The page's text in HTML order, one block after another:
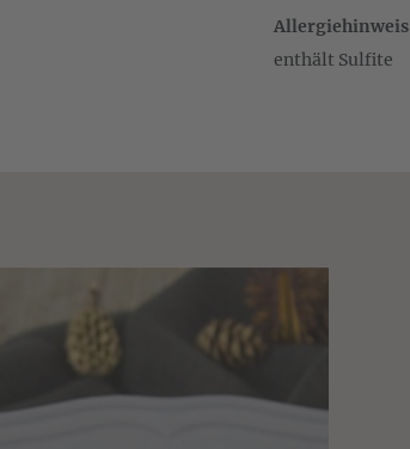
Allergiehinweis
enthält Sulfite